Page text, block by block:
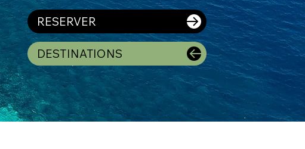
RESERVER
DESTINATIONS